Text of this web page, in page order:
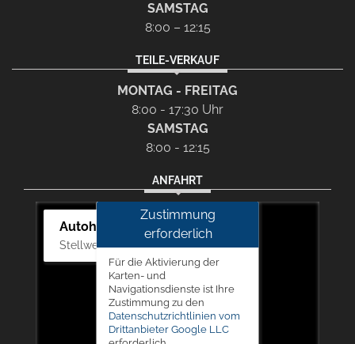
SAMSTAG
8:00 – 12:15
TEILE-VERKAUF
MONTAG - FREITAG
8:00 - 17:30 Uhr
SAMSTAG
8:00 - 12:15
ANFAHRT
Autohaus Picker
Stellwerk 5, 57368 Lennestadt
Zustimmung
erforderlich
Für die Aktivierung der
Karten- und
Navigationsdienste ist Ihre
Zustimmung zu den
Datenschutzrichtlinien vom
Drittanbieter Google LLC